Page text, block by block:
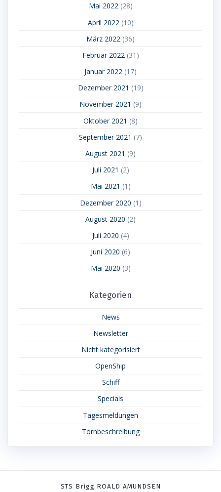
Mai 2022(28)
April 2022 (10)
März 2022 (36)
Februar 2022(31)
Januar 2022 (17)
Dezember 2021 (19)
November 2021 (9)
Oktober 2021 (8)
September 2021 (7)
August 2021 (9)
Juli 2021 (2)
Mai 2021 (1)
Dezember 2020 (1)
August 2020 (2)
Juli 2020 (4)
Juni 2020 (6)
Mai 2020 (3)
Kategorien
News
Newsletter
Nicht kategorisiert
OpenShip
Schiff
Specials
Tagesmeldungen
Törnbeschreibung
STS Brigg ROALD AMUNDSEN